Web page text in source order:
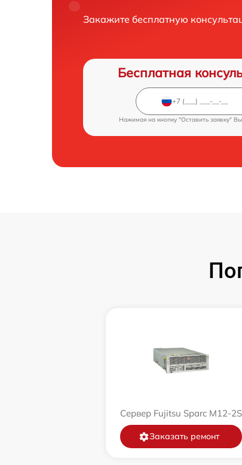
Закажите бесплатную
Бесплатная
Нажимая на кнопку "Оставить заявку"
Сервер Fujitsu Sparc M12-2S
Заказать ремонт